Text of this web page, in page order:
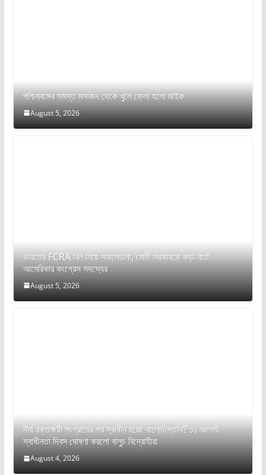
পশ্চিমবঙ্গের সমস্ত মসজিদ থেকে খুলে ফেলা হলো মাইক
August 5, 2026
ভারতের FCRA বিল নিয়ে সমালোচনা, মোদী সরকারকে কড়া বার্তা
আমেরিকার কংগ্রেস সদস্যের
August 5, 2026
দীর্ঘ রক্তক্ষয়ী সংগ্রামের পর স্বাধীন হচ্ছে বালোচিস্তান? ১১ আগস্ট
স্বাধীনতা দিবস ঘোষণা করলো বালুচ বিদ্রোহীরা
August 4, 2026